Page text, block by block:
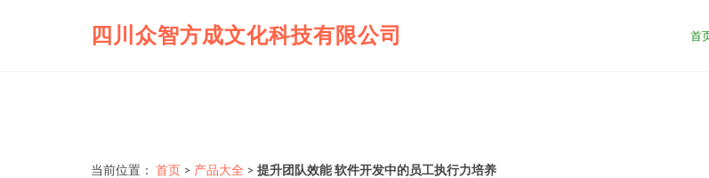
四川众智方成文化科技有限公司 首
当前位置： 首页 > 产品大全 > 提升团队效能 软件开发中的员工执行力培养